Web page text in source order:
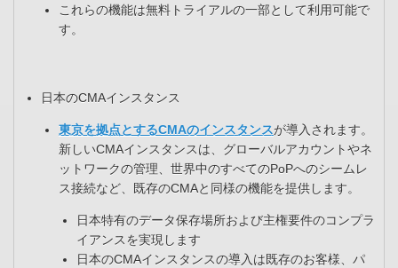
これらの機能は無料トライアルの一部として利用可能で
す。​
日本のCMAインスタンス ​
東京を拠点とするCMAのインスタンスが導入されます。
新しいCMAインスタンスは、​グローバルアカウントやネ
ットワークの管理、世界中のすべてのPoPへのシームレ
ス接続など、既存のCMAと同様の機能を提供します。​
日本特有のデータ保存場所および主権要件のコンプラ
イアンスを実現します​
日本のCMAインスタンスの導入は既存のお客様、パ